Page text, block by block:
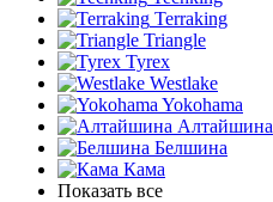
Terraking
Triangle
Tyrex
Westlake
Yokohama
Алтайшина
Белшина
Кама
Показать все